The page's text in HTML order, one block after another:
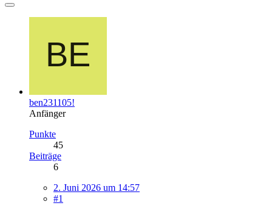
ben231105!
Anfänger
Punkte
45
Beiträge
6
2. Juni 2026 um 14:57
#1